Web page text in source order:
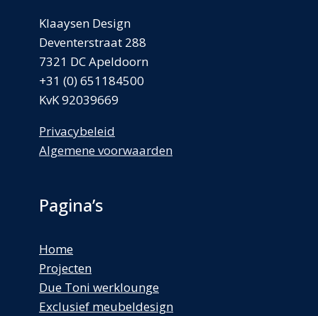
Klaaysen Design
Deventerstraat 288
7321 DC Apeldoorn
+31 (0) 651184500
KvK 92039669
Privacybeleid
Algemene voorwaarden
Pagina’s
Home
Projecten
Due Toni werklounge
Exclusief meubeldesign